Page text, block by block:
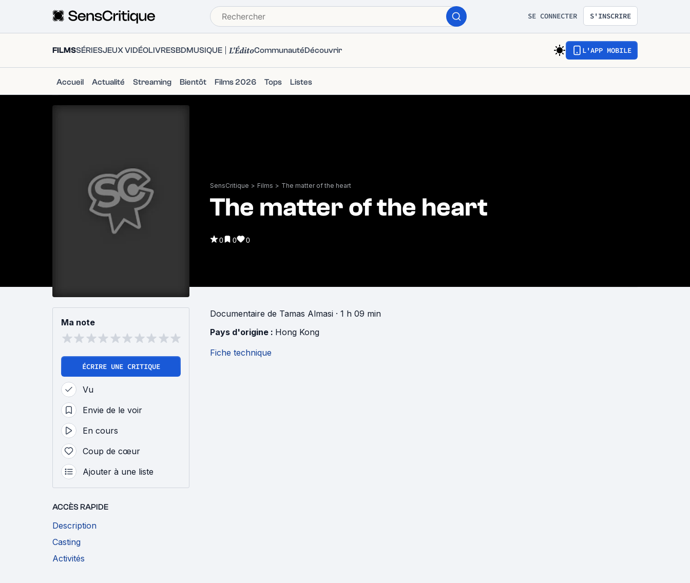
SE CONNECTER S'INSCRIRE
FILMSSÉRIESJEUX VIDÉOLIVRESBDMUSIQUE L'ÉditoCommunautéDécouvrir L'APP MOBILE
Accueil Actualité Streaming Bientôt Films 2026 Tops Listes
SensCritique > Films > The matter of the heart
The matter of the heart
0 0 0
Ma note
ÉCRIRE UNE CRITIQUE
Vu
Envie de le voir
En cours
Coup de cœur
Ajouter à une liste
ACCÈS RAPIDE
Description
Casting
Activités
Documentaire de Tamas Almasi · 1 h 09 min
Pays d'origine : Hong Kong
Fiche technique